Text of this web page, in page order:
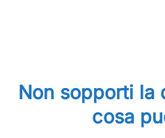
Non sopporti la
cosa